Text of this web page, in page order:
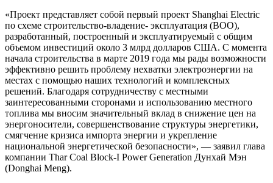
«Проект представляет собой первый проект Shanghai Electric
по схеме строительство-владение- эксплуатация (BOO),
разработанный, построенный и эксплуатируемый с общим
объемом инвестиций около 3 млрд долларов США. С момента
начала строительства в марте 2019 года мы рады возможности
эффективно решить проблему нехватки электроэнергии на
местах с помощью наших технологий и комплексных
решений. Благодаря сотрудничеству с местными
заинтересованными сторонами и использованию местного
топлива мы вносим значительный вклад в снижение цен на
энергоносители, совершенствование структуры энергетики,
смягчение кризиса импорта энергии и укрепление
национальной энергетической безопасности», — заявил глава
компании Thar Coal Block-I Power Generation Дунхай Мэн
(Donghai Meng).